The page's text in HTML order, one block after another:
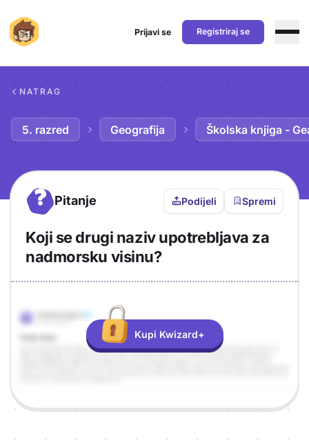
Prijavi se Registriraj se
NATRAG
5. razred Geografija Školska knjiga -
? Pitanje Podijeli Spremi
Koji se drugi naziv upotrebljava za
nadmorsku visinu?
Odgovor
Objašnjenje
Kupi Kwizard+